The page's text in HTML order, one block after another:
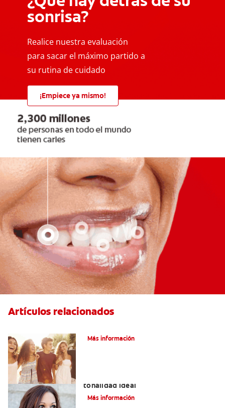
sonrisa?
Realice nuestra evaluación
para sacar el máximo partido a
su rutina de cuidado
¡Empiece ya mismo!
Artículos relacionados
Más información
tonalidad ideal
Más información